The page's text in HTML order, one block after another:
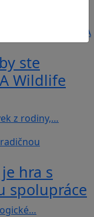
a…
ste
Wildlife
z rodiny,…
hra s
spolupráce